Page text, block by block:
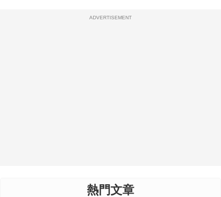
ADVERTISEMENT
熱門文章